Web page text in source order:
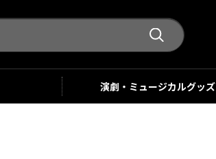
演劇・ミュージカルグッズ